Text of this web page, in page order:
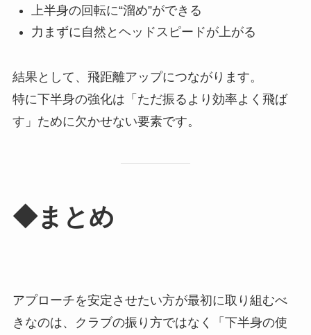
上半身の回転に“溜め”ができる
力まずに自然とヘッドスピードが上がる
結果として、飛距離アップにつながります。
特に下半身の強化は「ただ振るより効率よく飛ば
す」ために欠かせない要素です。
◆まとめ
アプローチを安定させたい方が最初に取り組むべ
きなのは、クラブの振り方ではなく「下半身の使